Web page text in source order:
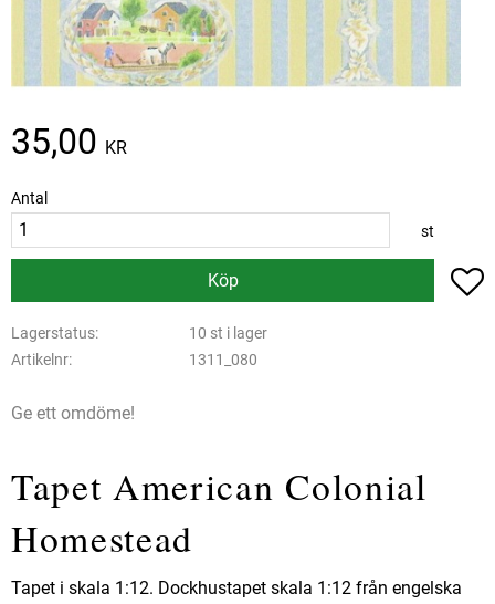
35,00 KR
Antal
st
Köp
Lagerstatus
10 st i lager
Artikelnr
1311_080
Ge ett omdöme!
Tapet American Colonial
Homestead
Tapet i skala 1:12. Dockhustapet skala 1:12 från engelska